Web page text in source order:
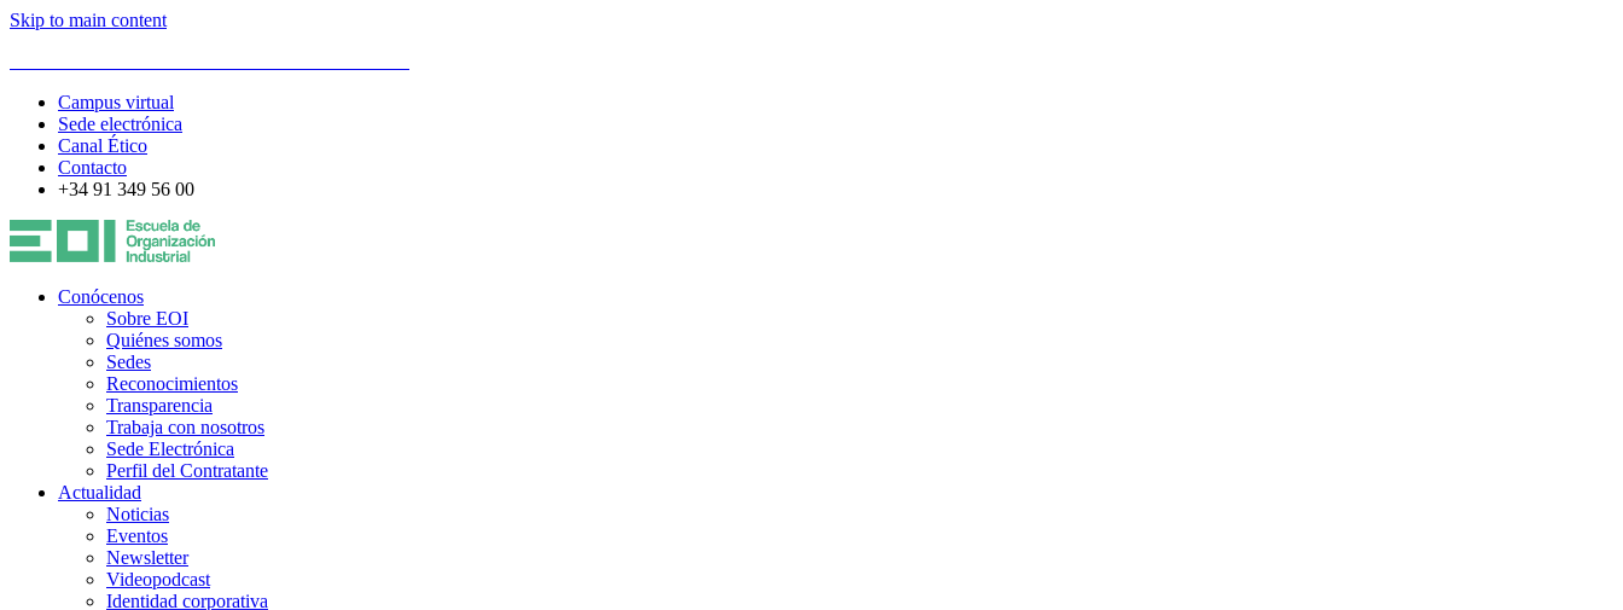
Skip to main content
Campus virtual
Sede electrónica
Canal Ético
Contacto
+34 91 349 56 00
Conócenos
Sobre EOI
Quiénes somos
Sedes
Reconocimientos
Transparencia
Trabaja con nosotros
Sede Electrónica
Perfil del Contratante
Actualidad
Noticias
Eventos
Newsletter
Videopodcast
Identidad corporativa